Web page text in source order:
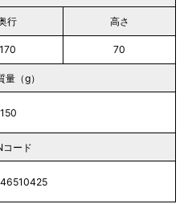
行 高さ
170 70
量（g）
150
コード